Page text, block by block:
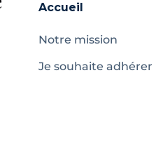
Accueil
Notre mission
Je souhaite adhérer